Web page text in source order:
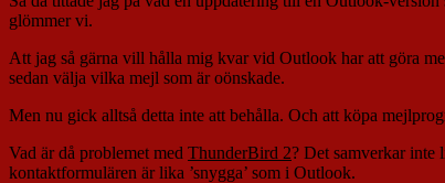
glömmer vi.
Att jag så gärna vill hålla mig kvar vid Outlook har att göra
sedan välja vilka mejl som är oönskade.
Men nu gick alltså detta inte att behålla. Och att köpa
Vad är då problemet med ThunderBird 2? Det samverkar inte
kontaktformulären är lika ’snygga’ som i Outlook.